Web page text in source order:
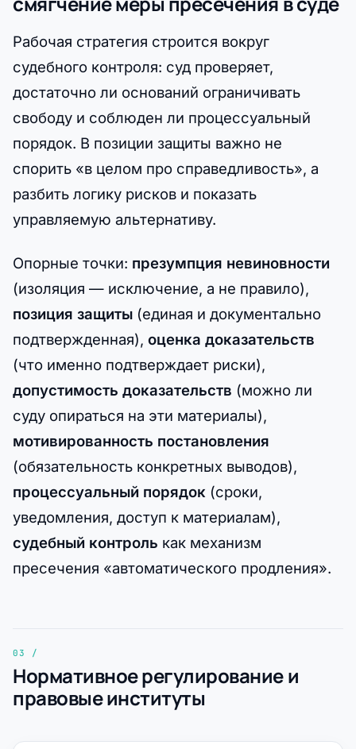
Рабочая стратегия строится вокруг
судебного контроля: суд проверяет,
достаточно ли оснований ограничивать
свободу и соблюден ли процессуальный
порядок. В позиции защиты важно не
спорить «в целом про справедливость», а
разбить логику рисков и показать
управляемую альтернативу.
Опорные точки: презумпция невиновности
(изоляция — исключение, а не правило),
позиция защиты (единая и документально
подтвержденная), оценка доказательств
(что именно подтверждает риски),
допустимость доказательств (можно ли
суду опираться на эти материалы),
мотивированность постановления
(обязательность конкретных выводов),
процессуальный порядок (сроки,
уведомления, доступ к материалам),
судебный контроль как механизм
пресечения «автоматического продления».
Нормативное регулирование и
правовые институты